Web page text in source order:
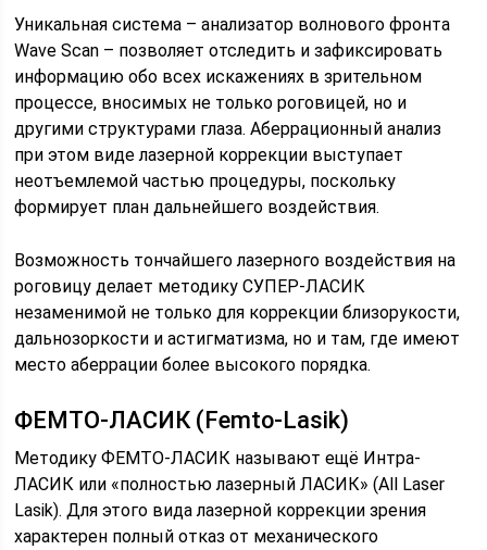
Уникальная система – анализатор волнового фронта
Wave Scan – позволяет отследить и зафиксировать
информацию обо всех искажениях в зрительном
процессе, вносимых не только роговицей, но и
другими структурами глаза. Аберрационный анализ
при этом виде лазерной коррекции выступает
неотъемлемой частью процедуры, поскольку
формирует план дальнейшего воздействия.
Возможность тончайшего лазерного воздействия на
роговицу делает методику СУПЕР-ЛАСИК
незаменимой не только для коррекции близорукости,
дальнозоркости и астигматизма, но и там, где имеют
место аберрации более высокого порядка.
ФЕМТО-ЛАСИК (Femto-Lasik)
Методику ФЕМТО-ЛАСИК называют ещё Интра-
ЛАСИК или «полностью лазерный ЛАСИК» (All Laser
Lasik). Для этого вида лазерной коррекции зрения
характерен полный отказ от механического